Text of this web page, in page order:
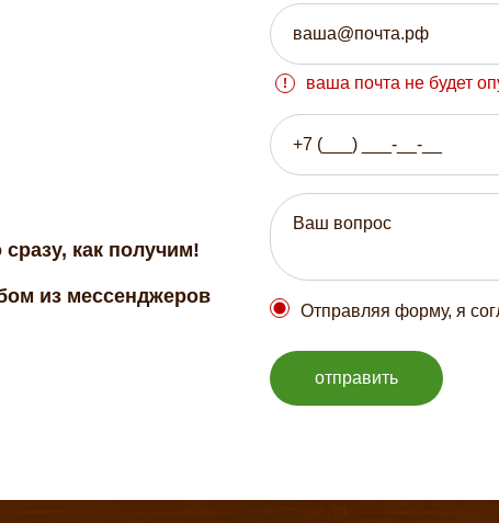
как получим!
из мессенджеров
ваша почта не будет
Отправляя форму, я
отправить